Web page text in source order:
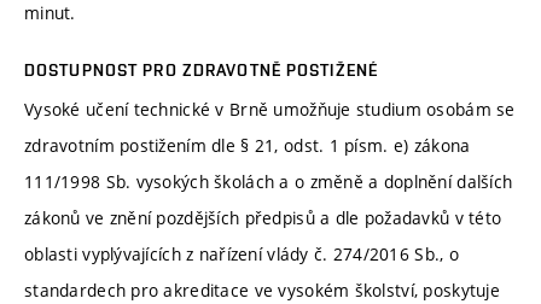
minut.
DOSTUPNOST PRO ZDRAVOTNĚ POSTIŽENÉ
Vysoké učení technické v Brně umožňuje studium osobám se
zdravotním postižením dle § 21, odst. 1 písm. e) zákona
111/1998 Sb. vysokých školách a o změně a doplnění dalších
zákonů ve znění pozdějších předpisů a dle požadavků v této
oblasti vyplývajících z nařízení vlády č. 274/2016 Sb., o
standardech pro akreditace ve vysokém školství, poskytuje